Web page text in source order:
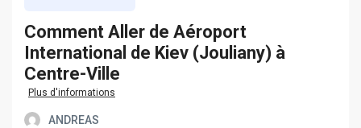
Сomment Aller de Aéroport
International de Kiev (Jouliany) à
Centre-Ville
Plus d'informations
ANDREAS